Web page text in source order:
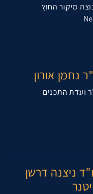
מיקור החוץ
נחמן אורון
ועדת התכנים
ניצנה דרשן